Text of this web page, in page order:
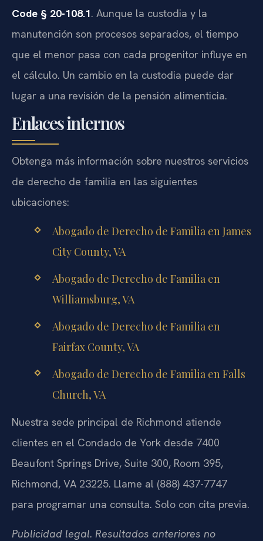
Code § 20-108.1. Aunque la custodia y la
manutención son procesos separados, el tiempo
que el menor pasa con cada progenitor influye en
el cálculo. Un cambio en la custodia puede dar
lugar a una revisión de la pensión alimenticia.
Enlaces internos
Obtenga más información sobre nuestros servicios
de derecho de familia en las siguientes
ubicaciones:
Abogado de Derecho de Familia en James
City County, VA
Abogado de Derecho de Familia en
Williamsburg, VA
Abogado de Derecho de Familia en
Fairfax County, VA
Abogado de Derecho de Familia en Falls
Church, VA
Nuestra sede principal de Richmond atiende
clientes en el Condado de York desde 7400
Beaufont Springs Drive, Suite 300, Room 395,
Richmond, VA 23225. Llame al (888) 437-7747
para programar una consulta. Solo con cita previa.
Publicidad legal. Resultados anteriores no